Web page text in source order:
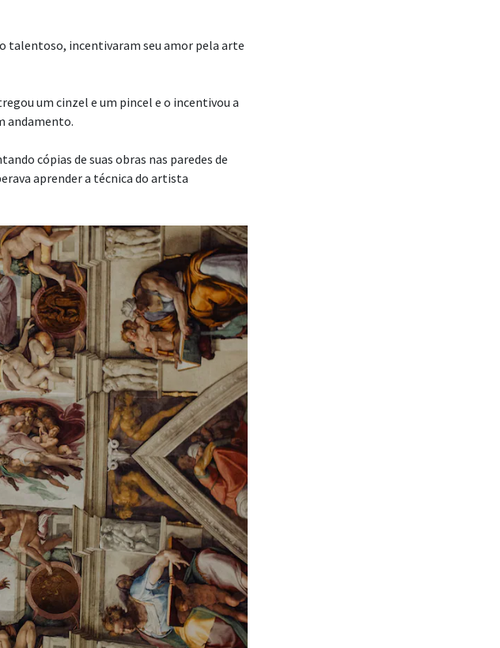
talentoso, incentivaram seu amor pela arte
um cinzel e um pincel e o incentivou a
andamento.
cópias de suas obras nas paredes de
aprender a técnica do artista